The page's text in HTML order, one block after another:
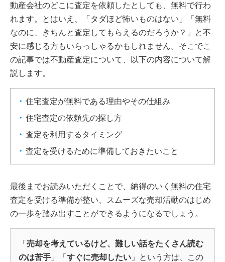
動産会社のどこに査定を依頼したとしても、無料で行わ
れます。とはいえ、「タダほど怖いものはない」「無料
なのに、きちんと査定してもらえるのだろうか？」と不
安に感じる方もいらっしゃるかもしれません。そこでこ
の記事では不動産査定について、以下の内容について解
説します。
住宅査定が無料である理由やその仕組み
住宅査定の依頼先の探し方
査定を利用するタイミング
査定を受けるために準備しておきたいこと
最後までお読みいただくことで、納得のいく無料の住宅
査定を受ける準備が整い、スムーズな売却活動のはじめ
の一歩を踏み出すことができるようになるでしょう。
「 売却を考えているけど、難しい話をたくさん読む
のは苦手 」「 すぐに売却したい 」という方は、この